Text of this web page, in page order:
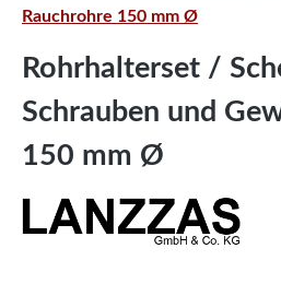
Rauchrohre 150 mm Ø
Rohrhalterset /
Schrauben und
150 mm Ø